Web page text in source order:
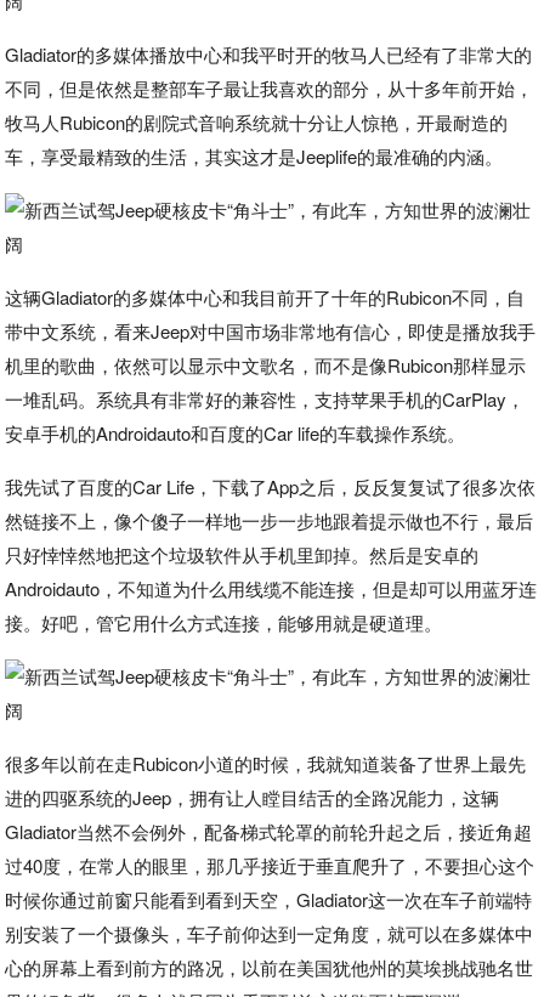
Gladiator的多媒体播放中心和我平时开的牧马人已经有了非常大的
不同，但是依然是整部车子最让我喜欢的部分，从十多年前开始，
牧马人Rubicon的剧院式音响系统就十分让人惊艳，开最耐造的
车，享受最精致的生活，其实这才是Jeeplife的最准确的内涵。
这辆Gladiator的多媒体中心和我目前开了十年的Rubicon不同，自
带中文系统，看来Jeep对中国市场非常地有信心，即使是播放我手
机里的歌曲，依然可以显示中文歌名，而不是像Rubicon那样显示
一堆乱码。系统具有非常好的兼容性，支持苹果手机的CarPlay，
安卓手机的Androidauto和百度的Car life的车载操作系统。
我先试了百度的Car Life，下载了App之后，反反复复试了很多次依
然链接不上，像个傻子一样地一步一步地跟着提示做也不行，最后
只好悻悻然地把这个垃圾软件从手机里卸掉。然后是安卓的
Androidauto，不知道为什么用线缆不能连接，但是却可以用蓝牙连
接。好吧，管它用什么方式连接，能够用就是硬道理。
很多年以前在走Rubicon小道的时候，我就知道装备了世界上最先
进的四驱系统的Jeep，拥有让人瞠目结舌的全路况能力，这辆
Gladiator当然不会例外，配备梯式轮罩的前轮升起之后，接近角超
过40度，在常人的眼里，那几乎接近于垂直爬升了，不要担心这个
时候你通过前窗只能看到看到天空，Gladiator这一次在车子前端特
别安装了一个摄像头，车子前仰达到一定角度，就可以在多媒体中
心的屏幕上看到前方的路况，以前在美国犹他州的莫埃挑战驰名世